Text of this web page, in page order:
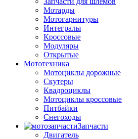
Мотарды
Мотогарнитуры
Интегралы
Кроссовые
Модуляры
Открытые
Мототехника
Мотоциклы дорожные
Скутеры
Квадроциклы
Мотоциклы кроссовые
Питбайки
Снегоходы
Запчасти
Двигатель